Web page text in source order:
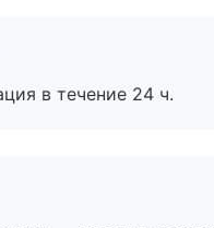
в течение 24 ч.